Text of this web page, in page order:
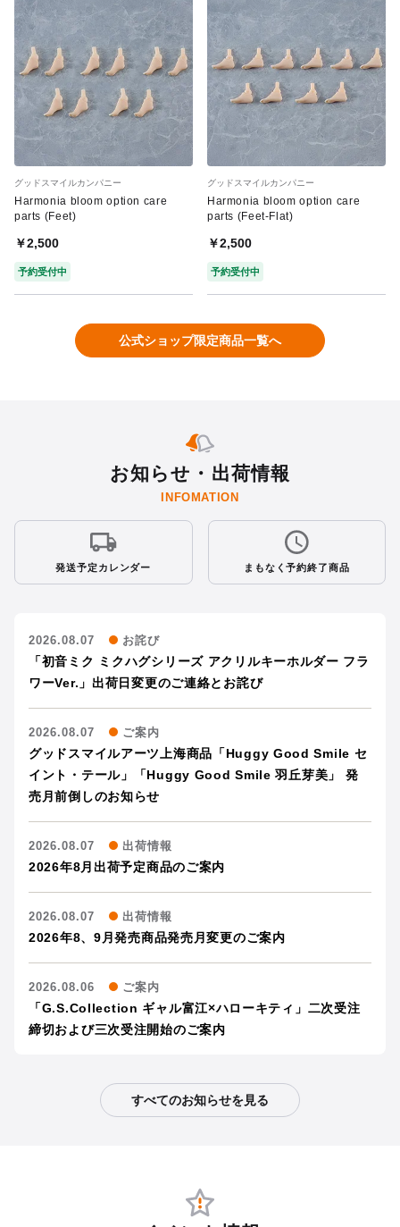
グッドスマイルカンパニー
Harmonia bloom option care
parts (Feet)
￥2,500
予約受付中
グッドスマイルカンパニー
Harmonia bloom option care
parts (Feet-Flat)
￥2,500
予約受付中
公式ショップ限定商品一覧へ
お知らせ・出荷情報
INFOMATION
発送予定カレンダー まもなく予約終了商品
2026.08.07 お詫び
「初音ミク ミクハグシリーズ アクリルキーホルダー フラ
ワーVer.」出荷日変更のご連絡とお詫び
2026.08.07 ご案内
グッドスマイルアーツ上海商品「Huggy Good Smile セ
イント・テール」「Huggy Good Smile 羽丘芽美」 発
売月前倒しのお知らせ
2026.08.07 出荷情報
2026年8月出荷予定商品のご案内
2026.08.07 出荷情報
2026年8、9月発売商品発売月変更のご案内
2026.08.06 ご案内
「G.S.Collection ギャル富江×ハローキティ」二次受注
締切および三次受注開始のご案内
すべてのお知らせを見る